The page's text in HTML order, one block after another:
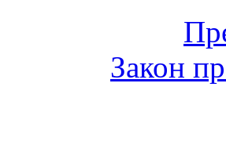
Закон